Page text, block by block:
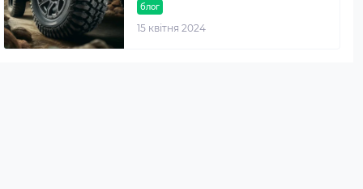
блог
15 квітня 2024